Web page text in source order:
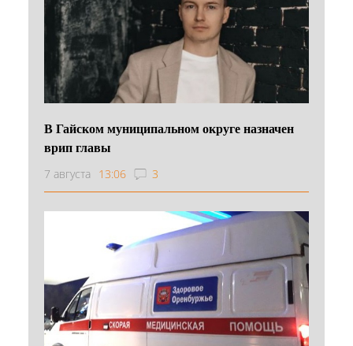
В Гайском муниципальном округе назначен
врип главы
7 августа 13:06 3